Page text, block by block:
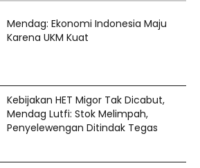
Mendag: Ekonomi Indonesia Maju
Karena UKM Kuat
Kebijakan HET Migor Tak Dicabut,
Mendag Lutfi: Stok Melimpah,
Penyelewengan Ditindak Tegas